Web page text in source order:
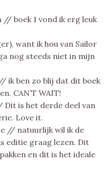
// boek 1 vond ik erg leuk
want ik hou van Sailor
nog steeds niet in mijn
ik ben zo blij dat dit boek
CAN’T WAIT!
is het derde deel van
Love it.
// natuurlijk wil ik de
editie graag lezen. Dit
en dit is het ideale